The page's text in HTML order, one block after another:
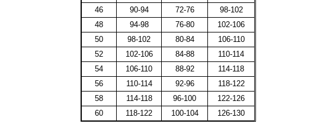
46
90-94 72-76
98-102
48
94-98 76-80
102-106
50
98-102 80-84
106-110
52
102-106 84-88
110-114
54
106-110 88-92
114-118
56
110-114 92-96
118-122
58
114-118 96-100
122-126
60
118-122 100-104 126-130